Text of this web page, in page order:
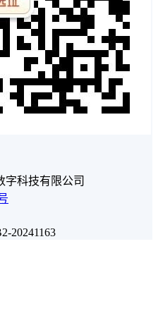
字科技有限公司
20241163